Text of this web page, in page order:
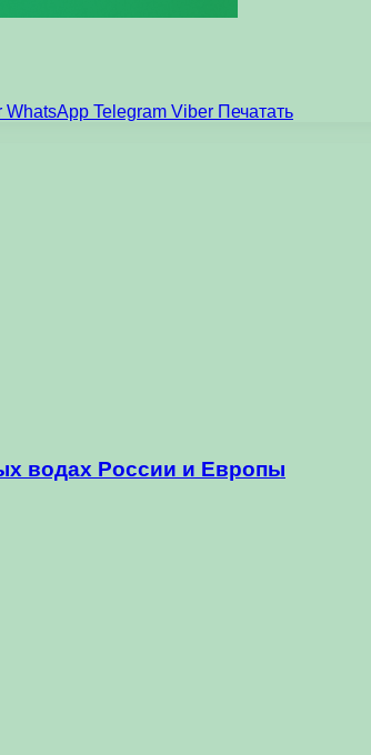
WhatsApp Telegram Viber Печатать
водах России и Европы